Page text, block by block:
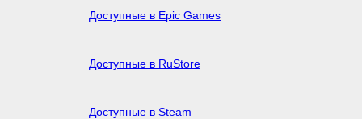
Доступные в Epic Games
Доступные в RuStore
Доступные в Steam